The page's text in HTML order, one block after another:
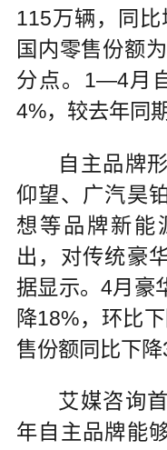
115万辆，同
国内零售份额
分点。1—4月
4%，较去年同
自主品牌
仰望、广汽昊
想等品牌新能
出，对传统豪
据显示。4月豪
降18%，环比
售份额同比下降
艾媒咨询
年自主品牌能